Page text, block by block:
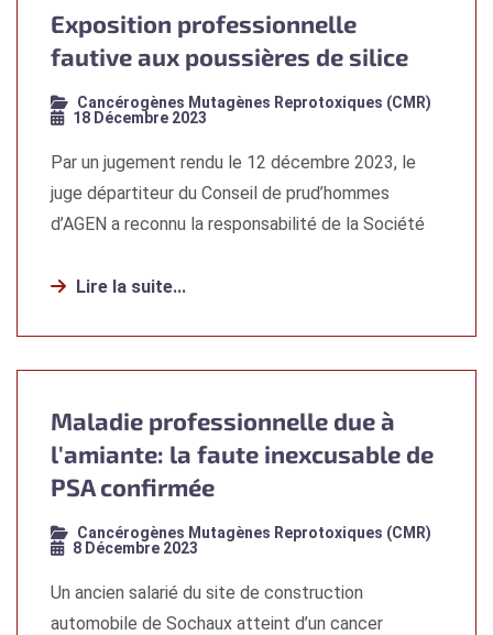
Exposition professionnelle
fautive aux poussières de silice
Cancérogènes Mutagènes Reprotoxiques (CMR)
18 Décembre 2023
Par un jugement rendu le 12 décembre 2023, le
juge départiteur du Conseil de prud’hommes
d’AGEN a reconnu la responsabilité de la Société
Lire la suite...
Maladie professionnelle due à
l'amiante: la faute inexcusable de
PSA confirmée
Cancérogènes Mutagènes Reprotoxiques (CMR)
8 Décembre 2023
Un ancien salarié du site de construction
automobile de Sochaux atteint d’un cancer